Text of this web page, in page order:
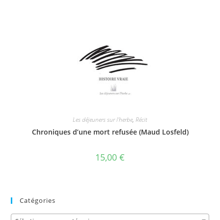
Les déjeuners sur l'herbe, Récit
Chroniques d’une mort refusée (Maud Losfeld)
15,00 €
Catégories